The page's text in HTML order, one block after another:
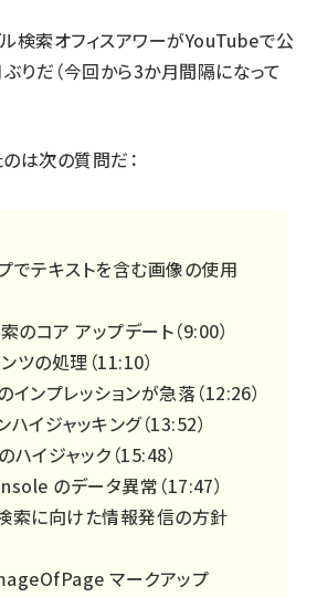
検索オフィスアワーがYouTubeで公
りだ（今回から3か月間隔になって
は次の質問だ：
でテキストを含む画像の使用
のコア アップデート（9:00）
ツの処理（11:10）
ンプレッションが急落（12:26）
ハイジャッキング（13:52）
ハイジャック（15:48）
のデータ異常（17:47）
索に向けた情報発信の方針
マークアップ